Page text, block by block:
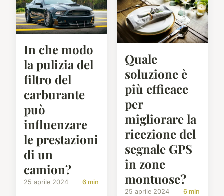
In che modo
la pulizia del
filtro del
carburante
può
influenzare
le prestazioni
di un
camion?
25 aprile 2024 6 min
Quale
soluzione è
più efficace
per
migliorare la
ricezione del
segnale GPS
in zone
montuose?
25 aprile 2024 6 min